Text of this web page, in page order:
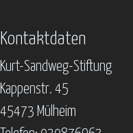
Kontaktdaten
Kurt-Sandweg-Stiftung
Kappenstr. 45
45473 Mülheim